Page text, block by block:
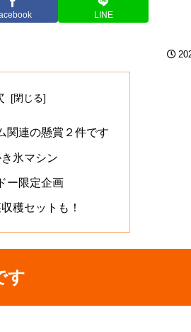
LINE
関連の懸賞２件です
氷マシン
ー限定企画
穫セットも！
す